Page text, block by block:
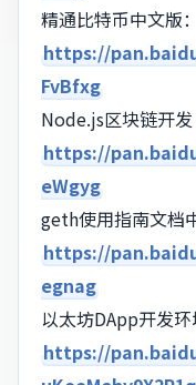
精通比特币中文版：
https://
FvBfxg
Node.js区块链开发
https://
eWgyg
geth使用指南文档
https://
egnag
以太坊DApp开发
https://